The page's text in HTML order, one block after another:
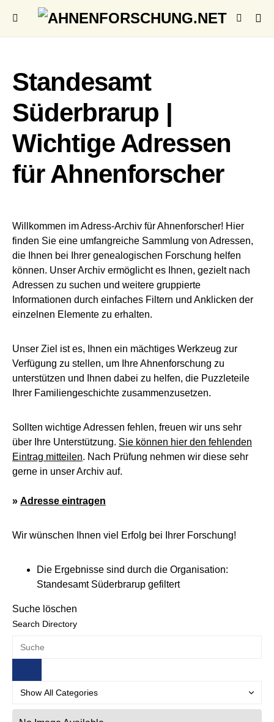
Standesamt
Süderbrarup |
Wichtige Adressen
für Ahnenforscher
Willkommen im Adress-Archiv für Ahnenforscher! Hier
finden Sie eine umfangreiche Sammlung von Adressen,
die Ihnen bei Ihrer genealogischen Forschung helfen
können. Unser Archiv ermöglicht es Ihnen, gezielt nach
Adressen zu suchen und weitere gruppierte
Informationen durch einfaches Filtern und Anklicken der
einzelnen Elemente zu erhalten.
Unser Ziel ist es, Ihnen ein mächtiges Werkzeug zur
Verfügung zu stellen, um Ihre Ahnenforschung zu
unterstützen und Ihnen dabei zu helfen, die Puzzleteile
Ihrer Familiengeschichte zusammenzusetzen.
Sollten wichtige Adressen fehlen, freuen wir uns sehr
über Ihre Unterstützung. Sie können hier den fehlenden
Eintrag mitteilen. Nach Prüfung nehmen wir diese sehr
gerne in unser Archiv auf.
» Adresse eintragen
Wir wünschen Ihnen viel Erfolg bei Ihrer Forschung!
Die Ergebnisse sind durch die Organisation:
Standesamt Süderbrarup gefiltert
Suche löschen
Search Directory